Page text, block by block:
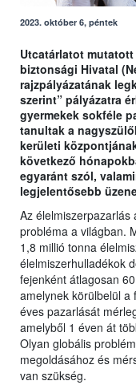
2023. október 6, péntek
Utcatárlatot mutatott
biztonsági Hivatal
rajzpályázatának
szerint” pályázatra
gyermekek sokféle
tanultak a
kerületi
következő
egyaránt szól,
legjelentősebb
Az
probléma a világban.
1,8 millió tonna
élelmiszerhulladékok
fejenként átlagosan
amelynek körülbelül a
éves pazarlását
amelyből 1 éven át
Olyan globális
megoldásához és
van szükség.